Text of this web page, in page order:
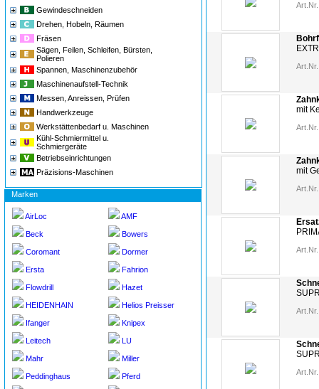
Gewindeschneiden
Drehen, Hobeln, Räumen
Fräsen
Sägen, Feilen, Schleifen, Bürsten,
Polieren
Spannen, Maschinenzubehör
Maschinenaufstell-Technik
Messen, Anreissen, Prüfen
Handwerkzeuge
Werkstättenbedarf u. Maschinen
Kühl-Schmiermittel u.
Schmiergeräte
Betriebseinrichtungen
Präzisions-Maschinen
Marken
AirLoc AMF
Beck Bowers
Coromant Dormer
Ersta Fahrion
Flowdrill Hazet
HEIDENHAIN Helios Preisser
Ifanger Knipex
Leitech LU
Mahr Miller
Peddinghaus Pferd
mit
mit